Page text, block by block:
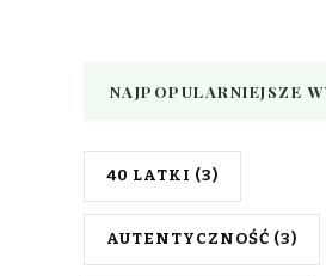
NAJPOPULARNIEJSZE
40 LATKI (3)
AUTENTYCZNOŚĆ (3)